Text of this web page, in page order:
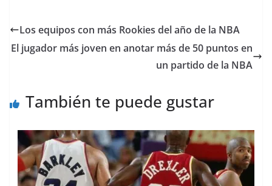
Los equipos con más Rookies del año de la NBA
El jugador más joven en anotar más de 50 puntos en
un partido de la NBA
También te puede gustar